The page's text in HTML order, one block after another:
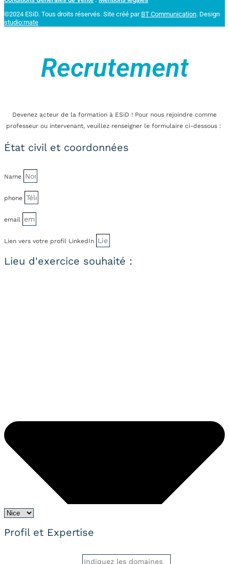
©2024 ESiD. Tous droits réservés. Site créé par BT Communication. Design
studio:mate
Recrutement
Devenez acteur de la formation à ESiD ! Pour nous rejoindre comme
professeur ou intervenant, veuillez renseigner le formulaire ci-dessous :
État civil et coordonnées
Name
phone
email
Lien vers votre profil LinkedIn
Lieu d'exercice souhaité :
Profil et Expertise